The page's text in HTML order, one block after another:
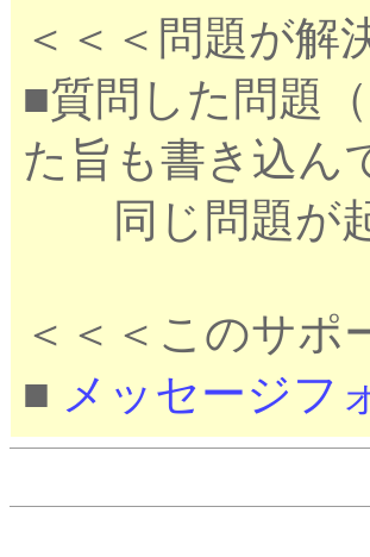
＜＜＜問題が解
■質問した問題
た旨も書き込ん
同じ問題が起
＜＜＜このサポ
■ メッセージフ